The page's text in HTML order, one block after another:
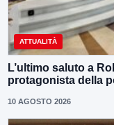
ATTUALITÀ
L’ultimo saluto a
protagonista della
10 AGOSTO 2026